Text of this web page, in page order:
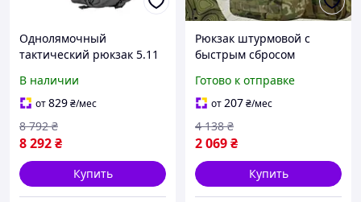
Однолямочный
тактический рюкзак 5.11
штурмовой рюкзак с
системой MOLLE для
военных, туризма и EDC
В наличии
от829₴/мес
8 292₴
8 792 ₴
Купить
Рюкзак штурмовой с
быстрым сбросом
бронежилет SIM-176
Готово к отправке
от207₴/мес
2 069₴
4 138 ₴
Купить